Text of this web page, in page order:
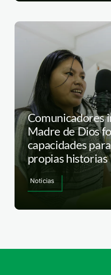
Comunicadores
Madre de Dios
capacidades
propias historias
Noticias